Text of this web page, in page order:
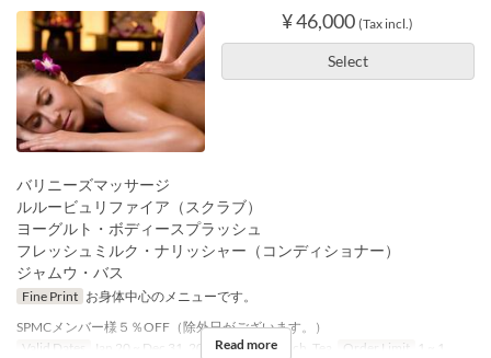
¥ 46,000 (Tax incl.)
Select
バリニーズマッサージ
ルルービュリファイア（スクラブ）
ヨーグルト・ボディースプラッシュ
フレッシュミルク・ナリッシャー（コンディショナー）
ジャムウ・バス
Fine Print お身体中心のメニューです。
SPMCメンバー様５％OFF（除外日がございます。）
Valid Dates
Jan 20 ~ Dec 31, 2027 Meals Lunch, Tea Order Limit 1 ~ 1
Read more